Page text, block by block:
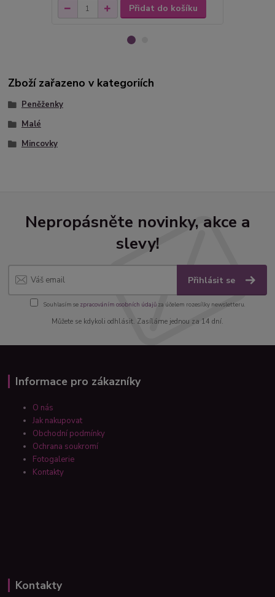
Přidat do košíku
Zboží zařazeno v kategoriích
Peněženky
Malé
Mincovky
Nepropásněte novinky, akce a
slevy!
Přihlásit se
Souhlasím se zpracováním osobních údajůza účelem rozesílky newsletteru.
Můžete se kdykoli odhlásit. Zasíláme jednou za 14 dní.
Informace pro zákazníky
O nás
Jak nakupovat
Obchodní podmínky
Ochrana soukromí
Fotogalerie
Kontakty
Kontakty